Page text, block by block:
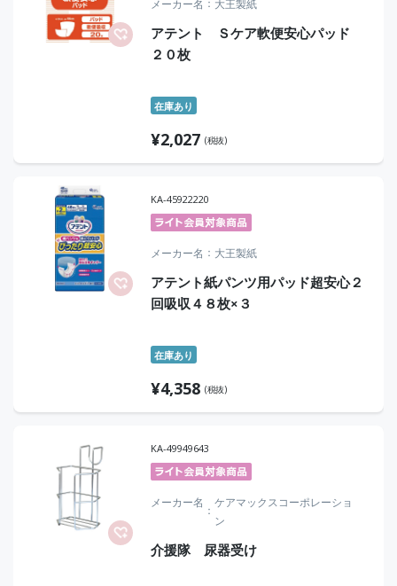
メーカー名 大王製紙
アテント Ｓケア軟便安心パッド
２０枚
在庫あり
¥2,027 (税抜)
KA-45922220
メーカー名 大王製紙
アテント紙パンツ用パッド超安心２
回吸収４８枚×３
在庫あり
¥4,358 (税抜)
KA-49949643
メーカー名
ケアマックスコーポレーショ
ン
介援隊 尿器受け